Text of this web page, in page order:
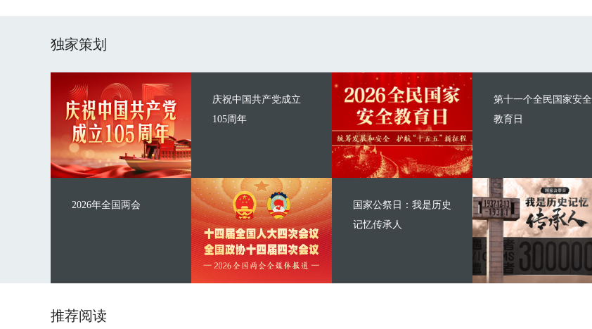
独家策划
庆祝中国共产党成立
105周年
2026年全国两会
第十一个全民国家安全
教育日
国家公祭日：我是历史
记忆传承人
推荐阅读